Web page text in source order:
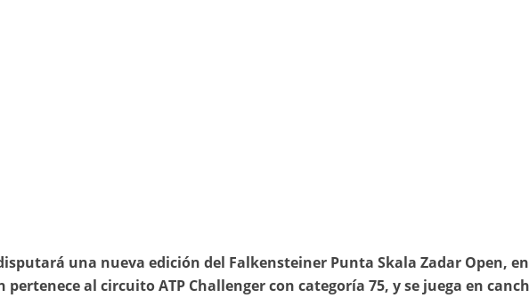
una nueva edición del Falkensteiner Punta Skala Zadar Open,
al circuito ATP Challenger con categoría 75, y se juega en